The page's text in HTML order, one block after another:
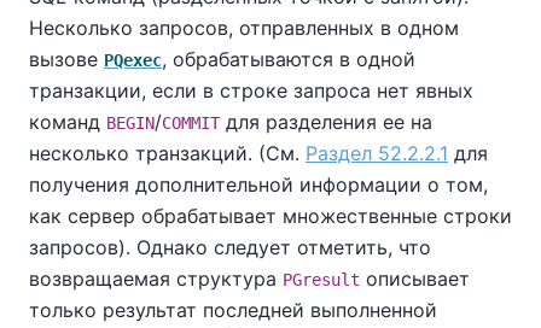
Несколько запросов, отправленных в одном
вызове PQexec, обрабатываются в одной
транзакции, если в строке запроса нет явных
команд BEGIN/COMMITдля разделения ее на
несколько транзакций. (См. Раздел 52.2.2.1 для
получения дополнительной информации о том,
как сервер обрабатывает множественные строки
запросов). Однако следует отметить, что
возвращаемая структура PGresult описывает
только результат последней выполненной